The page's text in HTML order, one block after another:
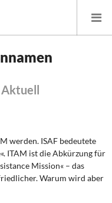
Finanzpolitik
Aktuell
werden. ISAF bedeutete
ITAM ist die Abkürzung für
Mission« – das
Warum wird aber